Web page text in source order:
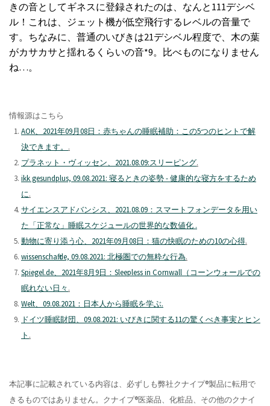
きの音としてギネスに登録されたのは、なんと111デシベ
ル！これは、ジェット機が低空飛行するレベルの音量で
す。ちなみに、普通のいびきは21デシベル程度で、木の葉
がカサカサと揺れるくらいの音*9。比べものになりません
ね…。
情報源はこちら
AOK、2021年09月08日：赤ちゃんの睡眠補助：この5つのヒントで解
決できます。 .
プラネット・ヴィッセン、2021.08.09:スリーピング.
ikk gesundplus, 09.08.2021: 寝るときの姿勢 - 健康的な寝方をするため
に.
サイエンスアドバンシス、2021.08.09：スマートフォンデータを用い
た「正常な」睡眠スケジュールの世界的な数値化 .
動物に寄り添う心、2021年09月08日：猫の快眠のための10の心得.
wissenschaft.de, 09.08.2021: 北極圏での無粋な行為.
Spiegel.de、2021年8月9日：Sleepless in Cornwall（コーンウォールでの
眠れない日々 .
Welt、09.08.2021：日本人から睡眠を学ぶ.
ドイツ睡眠財団、09.08.2021: いびきに関する11の驚くべき事実とヒン
ト .
本記事に記載されている内容は、必ずしも弊社クナイプ®製品に転用で
きるものではありません。クナイプ®医薬品、化粧品、その他のクナイ